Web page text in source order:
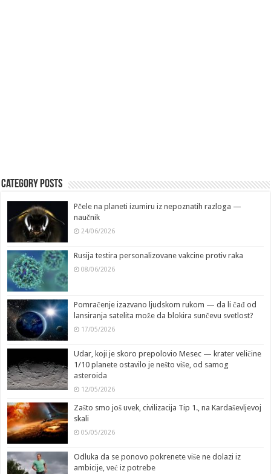
Category Posts
Pčele na planeti izumiru iz nepoznatih razloga —
naučnik
24/06/2026
Rusija testira personalizovane vakcine protiv raka
08/06/2026
Pomračenje izazvano ljudskom rukom — da li čađ od
lansiranja satelita može da blokira sunčevu svetlost?
17/05/2026
Udar, koji je skoro prepolovio Mesec — krater veličine
1/10 planete ostavilo je nešto više, od samog
asteroida
12/05/2026
Zašto smo još uvek, civilizacija Tip 1., na Kardaševljevoj
skali
05/05/2026
Odluka da se ponovo pokrenete više ne dolazi iz
ambicije, već iz potrebe